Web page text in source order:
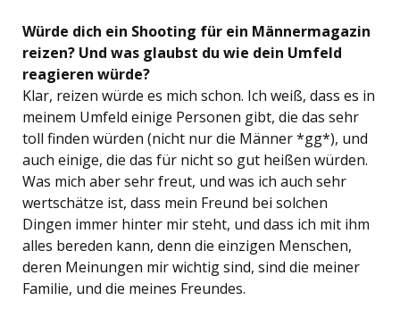
Würde dich ein Shooting für ein Männermagazin
reizen? Und was glaubst du wie dein Umfeld
reagieren würde?
Klar, reizen würde es mich schon. Ich weiß, dass es in
meinem Umfeld einige Personen gibt, die das sehr
toll finden würden (nicht nur die Männer *gg*), und
auch einige, die das für nicht so gut heißen würden.
Was mich aber sehr freut, und was ich auch sehr
wertschätze ist, dass mein Freund bei solchen
Dingen immer hinter mir steht, und dass ich mit ihm
alles bereden kann, denn die einzigen Menschen,
deren Meinungen mir wichtig sind, sind die meiner
Familie, und die meines Freundes.